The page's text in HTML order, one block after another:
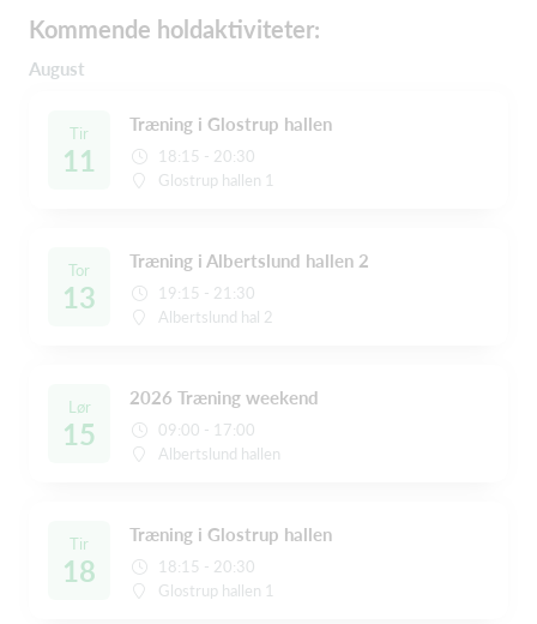
Kommende holdaktiviteter:
August
Tir
11
Træning i Glostrup hallen
18:15 - 20:30
Glostrup hallen 1
Tor
13
Træning i Albertslund hallen 2
19:15 - 21:30
Albertslund hal 2
Lør
15
2026 Træning weekend
09:00 - 17:00
Albertslund hallen
Tir
18
Træning i Glostrup hallen
18:15 - 20:30
Glostrup hallen 1